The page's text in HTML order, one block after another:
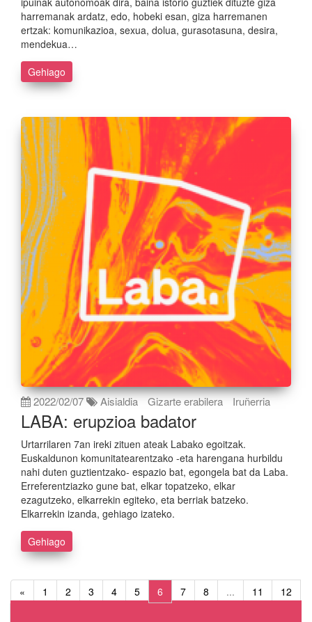
harremanak ardatz, edo, hobeki esan, giza harremanen
ertzak: komunikazioa, sexua, dolua, gurasotasuna, desira,
mendekua…
Gehiago
2022/02/07 Aisialdia Gizarte erabilera Iruñerria
LABA: erupzioa badator
Urtarrilaren 7an ireki zituen ateak Labako egoitzak.
Euskaldunon komunitatearentzako -eta harengana hurbildu
nahi duten guztientzako- espazio bat, egongela bat da Laba.
Erreferentziazko gune bat, elkar topatzeko, elkar
ezagutzeko, elkarrekin egiteko, eta berriak batzeko.
Elkarrekin izanda, gehiago izateko.
Gehiago
« 1 2 3 4 5 6 7 8 ... 11
12